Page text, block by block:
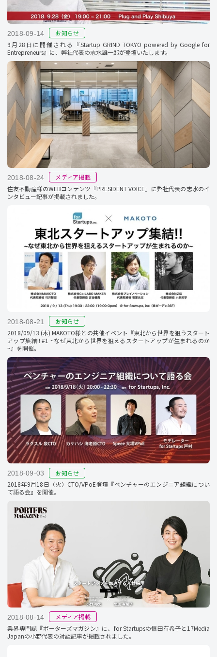
2018-09-14
お知らせ
9月28日に開催される『Startup GRIND TOKYO powered by Google for
Entrepreneurs』に、弊社代表の志水雄一郎が登壇いたします。
2018-08-24
メディア掲載
住友不動産様のWEBコンテンツ『PRESIDENT VOICE』に弊社代表の志水のイ
ンタビュー記事が掲載されました。
2018-08-21
お知らせ
2018/09/13 (木) MAKOTO様との共催イベント『東北から世界を狙うスタート
アップ集結!! #1 ~なぜ東北から世界を狙えるスタートアップが生まれるのか
~』を開催。
2018-09-03
お知らせ
2018年9月18日（火）CTO/VPoE登壇『ベンチャーのエンジニア組織につい
て語る会』を開催。
2018-08-14
メディア掲載
業界専門誌『ポーターズマガジン』に、for Startupsの恒田有希子と17Media
Japanの小野代表の対談記事が掲載されました。